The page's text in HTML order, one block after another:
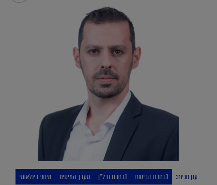
ענן תגיות: נבחרת הביטוח נבחרת נדל"ן מערך המיסים מיסוי בינלאומי